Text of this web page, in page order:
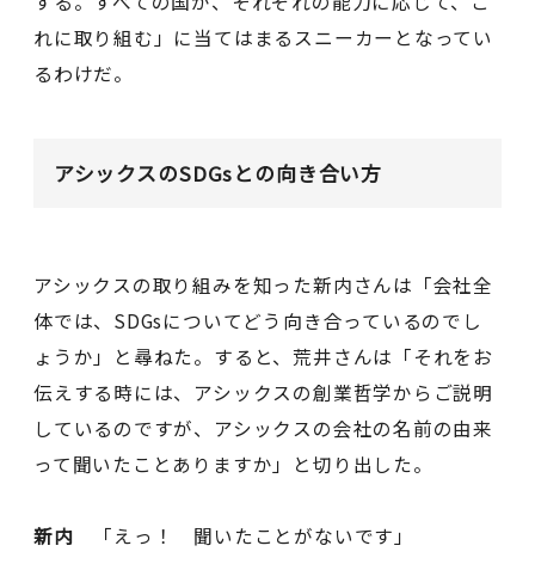
れに取り組む」に当てはまるスニーカーとなってい
るわけだ。
アシックスのSDGsとの向き合い方
アシックスの取り組みを知った新内さんは「会社全
体では、SDGsについてどう向き合っているのでし
ょうか」と尋ねた。すると、荒井さんは「それをお
伝えする時には、アシックスの創業哲学からご説明
しているのですが、アシックスの会社の名前の由来
って聞いたことありますか」と切り出した。
新内 「えっ！ 聞いたことがないです」